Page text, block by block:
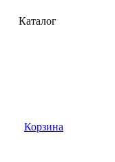
Каталог
Корзина